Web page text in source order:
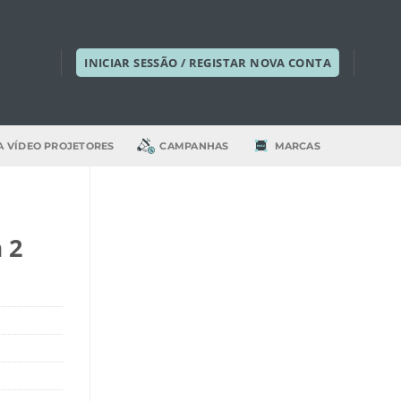
INICIAR SESSÃO / REGISTAR NOVA CONTA
VÍDEO PROJETORES CAMPANHAS MARCAS
2